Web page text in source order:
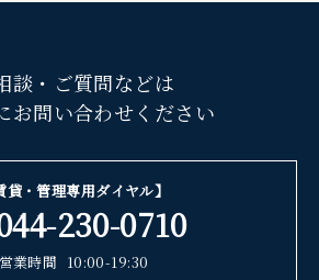
談・ご質問などは
お問い合わせください
貸・管理専用ダイヤル】
230-0710
営業時間 10:00-19:30